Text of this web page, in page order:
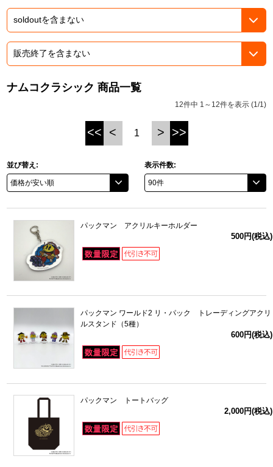
太鼓の達人
ACE COMBAT
ナムコクラシック
ドラゴンボール
ラブライブ！
ラブライブ！サンシャイン‼
ラブライブ！スーパースター!!
アイドリッシュセブン
モフモフパレード
ナムコクラシック 商品一覧
12件中 1～12件を表示 (1/1)
<< < 1 > >>
並び替え: 表示件数:
パックマン アクリルキーホルダー
500円(税込)
パックマン ワールド2 リ・パック トレーディングアクリ
ルスタンド（5種）
600円(税込)
パックマン トートバッグ
2,000円(税込)